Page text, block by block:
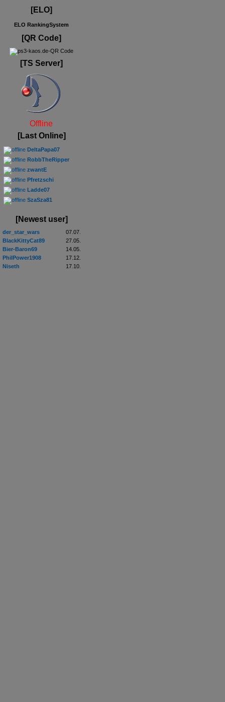
[ELO]
ELO RankingSystem
[QR Code]
[TS Server]
Offline
[Last Online]
DeltaPapa07
RobbTheRipper
zwantE
Pfretzschi
Ladde07
SzaSza81
[Newest user]
der_star_wars
07.07.
BlackKittyCat89
27.05.
Bier-Baron69
14.05.
PhilPower1908
17.12.
Niseth
17.10.